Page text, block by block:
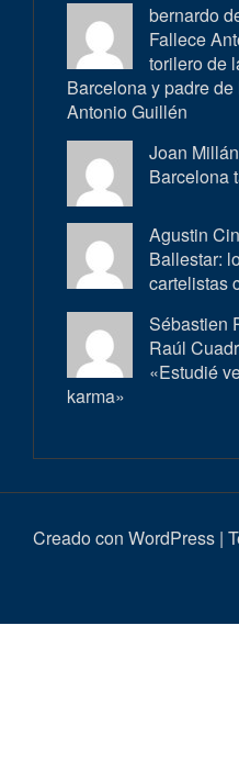
bernardo
Fallece
torilero de
Barcelona y padre
Antonio Guillén
Joan
Barcelona
Agustin
Ballestar:
cartelistas
Sébastien
Raúl
«Estudié
karma»
Creado con WordPress |